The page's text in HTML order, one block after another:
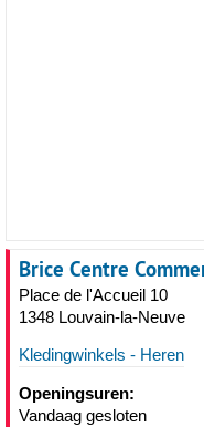
Brice Centre
Place de l'Accueil 10
1348 Louvain-la-Neuve
Kledingwinkels - Heren
Openingsuren:
Vandaag gesloten